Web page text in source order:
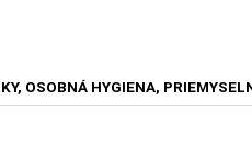
OSOBNÁ HYGIENA,